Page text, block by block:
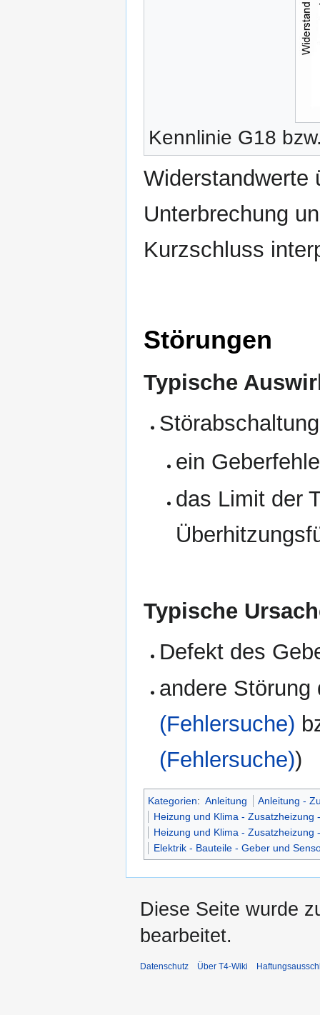
Kennlinie G18
Widerstandwerte
Unterbrechung
Kurzschluss
Störungen
Typische
ein
das Limit der
Typische
Defekt des
andere
(Fehlersuche)
(Fehlersuche))
Kategorien: Anleitung
Anleitung -
Heizung und Klima - Zusatzheizung
Heizung und Klima - Zusatzheizung
Elektrik - Bauteile - Geber und
Diese Seite wurde
bearbeitet.
Datenschutz Über T4-Wiki